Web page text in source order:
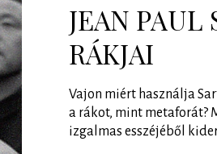
JEAN PAUL
RÁKJAI
Vajon miért használja
a rákot, mint metaforát?
izgalmas esszéjéből